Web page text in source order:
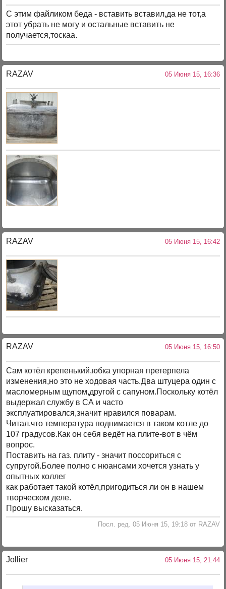
С этим файликом беда - вставить вставил,да не тот,а
этот убрать не могу и остальные вставить не
получается,тоскаа.
RAZAV 05 Июня 15, 16:36
RAZAV 05 Июня 15, 16:42
RAZAV 05 Июня 15, 16:50
Сам котёл крепенький,юбка упорная претерпела
изменения,но это не ходовая часть.Два штуцера один с
масломерным щупом,другой с сапуном.Поскольку котёл
выдержал службу в СА и часто
эксплуатировался,значит нравился поварам.
Читал,что температура поднимается в таком котле до
107 градусов.Как он себя ведёт на плите-вот в чём
вопрос.
Поставить на газ. плиту - значит поссориться с
супругой.Более полно с нюансами хочется узнать у
опытных коллег
как работает такой котёл,пригодиться ли он в нашем
творческом деле.
Прошу высказаться.
Посл. ред. 05 Июня 15, 19:18 от RAZAV
Jollier 05 Июня 15, 21:44